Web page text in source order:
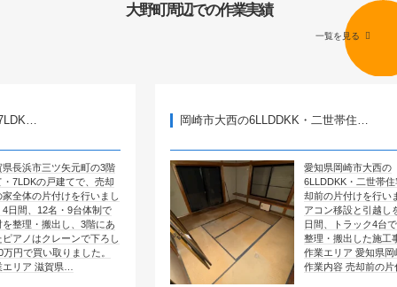
大野町周辺での作業実績
一覧を見る
元町の3階
てで、売却
を行いまし
9台体制で
、3階にあ
ンで下ろし
ました。
…
岡崎市大西の6LLDDKK・二世帯住…
愛知県岡崎市大西の
6LLDDKK・二世帯住宅で、売
却前の片付けを行いました。エ
アコン移設と引越しを含めて4
日間、トラック4台で全部屋を
整理・搬出した施工事例です。
作業エリア 愛知県岡崎市大西
作業内容 売却前の片付け …